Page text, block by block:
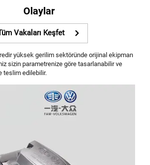
Olaylar
Vakaları Keşfet
yüksek gerilim sektöründe orijinal ekipman
sizin parametrenize göre tasarlanabilir ve
teslim edilebilir.